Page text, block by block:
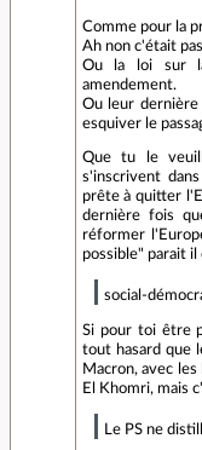
Comme pour la
Ah non c'était pas
Ou la loi sur
amendement.
Ou leur
esquiver le
Que tu le
s'inscrivent
prête à quitter
dernière fois
réformer
possible" parait
social-
Si pour toi être
tout hasard que
Macron, avec
El Khomri, mais
Le PS ne